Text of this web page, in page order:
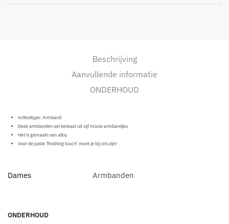
Beschrijving
Aanvullende informatie
ONDERHOUD
Aritkeltype: Armband
Deze armbanden set bestaat uit vijf mooie armbandjes
Het is gemaakt van alloy
Voor de juiste ‘finishing touch’ moet je bij ons zijn!
Dames Armbanden
ONDERHOUD